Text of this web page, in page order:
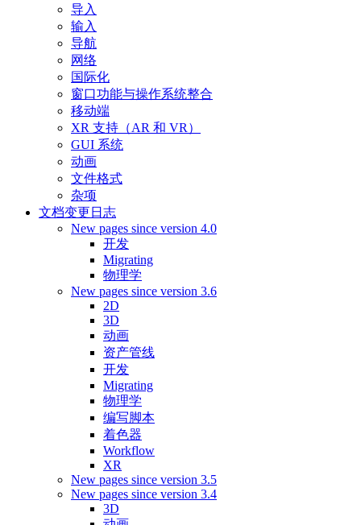
导入
输入
导航
网络
国际化
窗口功能与操作系统整合
移动端
XR 支持（AR 和 VR）
GUI 系统
动画
文件格式
杂项
文档变更日志
New pages since version 4.0
开发
Migrating
物理学
New pages since version 3.6
2D
3D
动画
资产管线
开发
Migrating
物理学
编写脚本
着色器
Workflow
XR
New pages since version 3.5
New pages since version 3.4
3D